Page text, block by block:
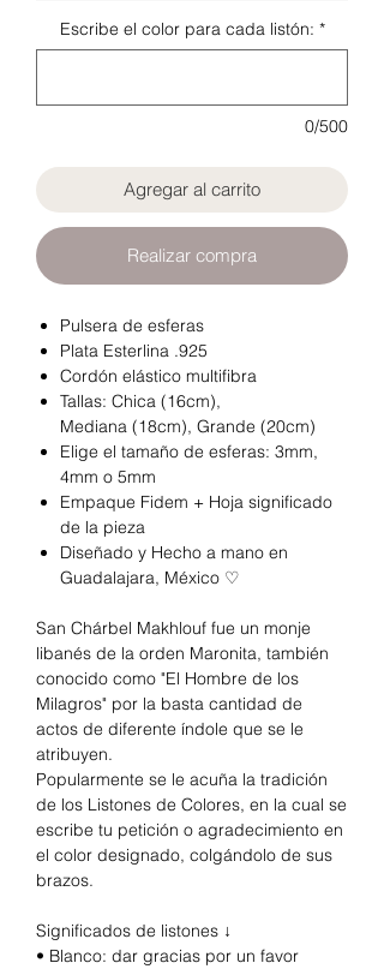
Escribe el color para cada listón: *
0/500
Agregar al carrito
Realizar compra
Pulsera de esferas
Plata Esterlina .925
Cordón elástico multifibra
Tallas: Chica (16cm),
Mediana (18cm), Grande (20cm)
Elige el tamaño de esferas: 3mm,
4mm o 5mm
Empaque Fidem + Hoja significado
de la pieza
Diseñado y Hecho a mano en
Guadalajara, México ♡
San Chárbel Makhlouf fue un monje
libanés de la orden Maronita, también
conocido como "El Hombre de los
Milagros" por la basta cantidad de
actos de diferente índole que se le
atribuyen.
Popularmente se le acuña la tradición
de los Listones de Colores, en la cual se
escribe tu petición o agradecimiento en
el color designado, colgándolo de sus
brazos.
Significados de listones ↓
• Blanco: dar gracias por un favor